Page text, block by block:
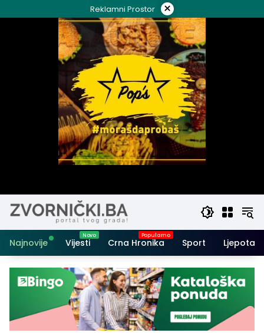
to
Reklamni Prostor ×
Najnovije Vijesti Crna Hronika Sport Ljepota i